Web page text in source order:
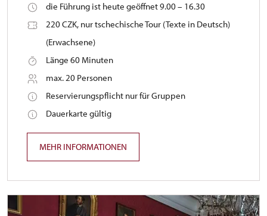
die Führung ist heute geöffnet 9.00 – 16.30
220 CZK, nur tschechische Tour (Texte in Deutsch)
(Erwachsene)
Länge 60 Minuten
max. 20 Personen
Reservierungspflicht nur für Gruppen
Dauerkarte gültig
MEHR INFORMATIONEN